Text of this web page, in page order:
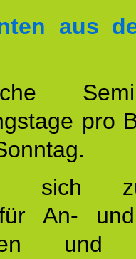
aus
pro
sich
An-
und